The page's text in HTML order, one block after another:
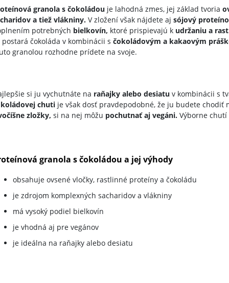
granola s čokoládou je lahodná zmes, jej základ tvoria
a tiež vlákniny. V zložení však nájdete aj sójový
potrebných bielkovín, ktoré prispievajú k udržaniu a
postará čokoláda v kombinácii s čokoládovým a kakaovým
granolou rozhodne prídete na svoje.
si ju vychutnáte na raňajky alebo desiatu v kombinácii s
chuti je však dosť pravdepodobné, že ju budete
zložky, si na nej môžu pochutnať aj vegáni. Výborne
granola s čokoládou a jej výhody
obsahuje ovsené vločky, rastlinné proteíny a čokoládu
je zdrojom komplexných sacharidov a vlákniny
má vysoký podiel bielkovín
je vhodná aj pre vegánov
je ideálna na raňajky alebo desiatu